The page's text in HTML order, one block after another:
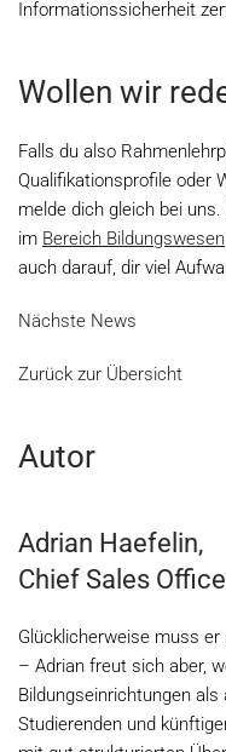
Informationssicherheit
Wollen wir
Falls du also
Qualifikationsprofile oder
melde dich gleich bei
im Bereich Bildungswesen
auch darauf, dir viel
Nächste News
Zurück zur Übersicht
Autor
Adrian Haefelin,
Chief Sales
Glücklicherweise muss
– Adrian freut sich aber,
Bildungseinrichtungen
Studierenden und